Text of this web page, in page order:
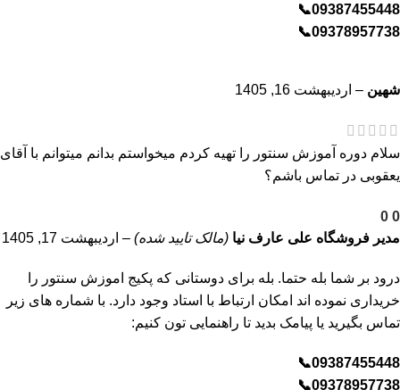
09387455448📞
09378957738📞
شهین – اردیبهشت 16, 1405
سلام دوره آموزش سنتور را تهیه کردم میخواستم بدانم میتوانم با آقای
یعقوبی در تماس باشم؟
0
0
مدیر فروشگاه علی عارف نیا (مالک تایید شده) – اردیبهشت 17, 1405
درود بر شما بله حتما. بله برای دوستانی که پکیج اموزش سنتور را
خریداری نموده اند امکان ارتباط با استاد وجود دارد. با شماره های زیر
تماس بگیرید یا پیامک بدید تا راهنمایی تون کنیم:
09387455448📞
09378957738📞